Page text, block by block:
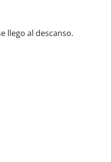
llego al descanso.